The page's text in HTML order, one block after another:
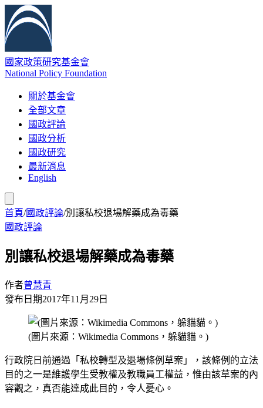
國家政策研究基金會
National Policy Foundation
關於基金會
全部文章
國政評論
國政分析
國政研究
最新消息
English
首頁/國政評論/別讓私校退場解藥成為毒藥
國政評論
別讓私校退場解藥成為毒藥
作者曾慧青
發布日期2017年11月29日
(圖片來源：Wikimedia Commons，躲貓貓。)
行政院日前通過「私校轉型及退場條例草案」，該條例的立法
目的之一是維護學生受教權及教職員工權益，惟由該草案的內
容觀之，真否能達成此目的，令人憂心。